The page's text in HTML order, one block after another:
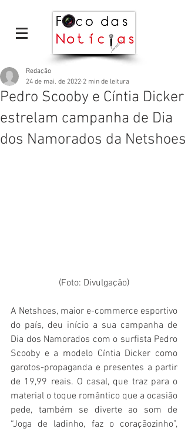
Pedro Scooby e Cíntia Dicker
estrelam campanha de Dia
dos Namorados da Netshoes
Redação
24 de mai. de 2022 2 min de leitura
(Foto: Divulgação)
A Netshoes, maior e-commerce esportivo
do país, deu início a sua campanha de
Dia dos Namorados com o surfista Pedro
Scooby e a modelo Cíntia Dicker como
garotos-propaganda e presentes a partir
de 19,99 reais. O casal, que traz para o
material o toque romântico que a ocasião
pede, também se diverte ao som de
“Joga de ladinho, faz o coraçãozinho”,